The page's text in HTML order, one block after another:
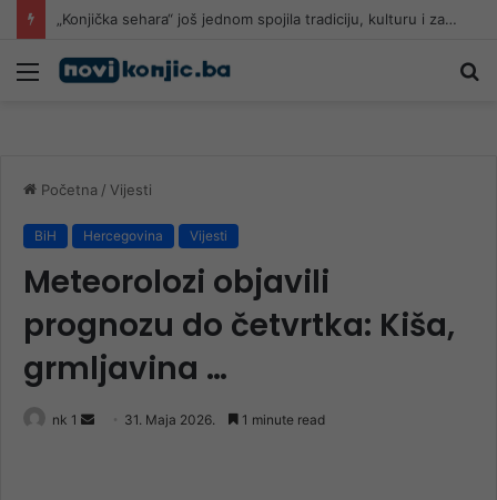
Pomoć građanima: Helikopter koji je nabavila Vlada ZDK gasi požar u HNK
Meni
Početna / Vijesti
BiH Hercegovina Vijesti
Meteorolozi objavili
prognozu do četvrtka: Kiša,
grmljavina …
nk 1
Send 31. Maja 2026. 1 minute read